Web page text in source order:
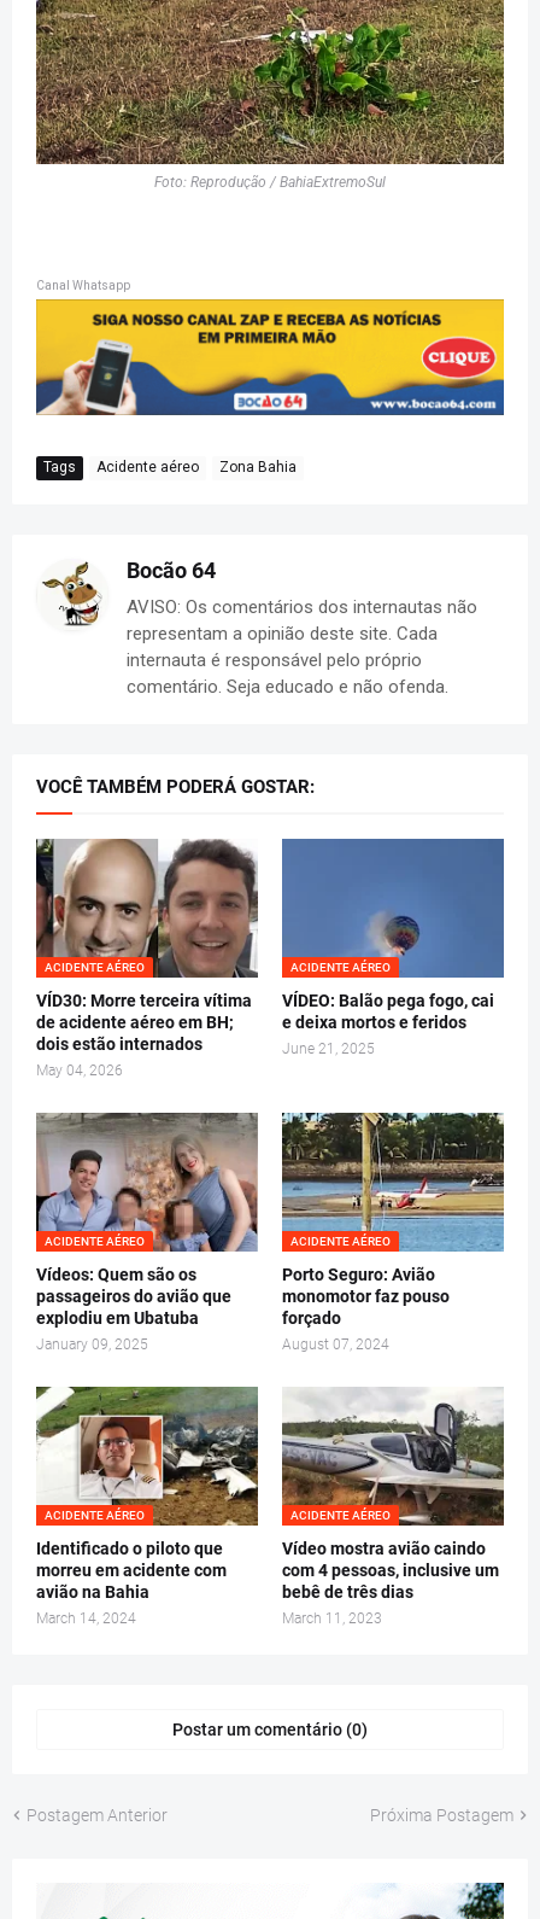
Foto: Reprodução / BahiaExtremoSul
Canal Whatsapp
Tags Acidente aéreo Zona Bahia
Bocão 64
AVISO: Os comentários dos internautas não
representam a opinião deste site. Cada
internauta é responsável pelo próprio
comentário. Seja educado e não ofenda.
VOCÊ TAMBÉM PODERÁ GOSTAR:
ACIDENTE AÉREO
VÍD30: Morre terceira vítima
de acidente aéreo em BH;
dois estão internados
May 04, 2026
ACIDENTE AÉREO
VÍDEO: Balão pega fogo, cai
e deixa mortos e feridos
June 21, 2025
ACIDENTE AÉREO
Vídeos: Quem são os
passageiros do avião que
explodiu em Ubatuba
January 09, 2025
ACIDENTE AÉREO
Porto Seguro: Avião
monomotor faz pouso
forçado
August 07, 2024
ACIDENTE AÉREO
Identificado o piloto que
morreu em acidente com
avião na Bahia
March 14, 2024
ACIDENTE AÉREO
Vídeo mostra avião caindo
com 4 pessoas, inclusive um
bebê de três dias
March 11, 2023
Postar um comentário (0)
Postagem Anterior Próxima Postagem